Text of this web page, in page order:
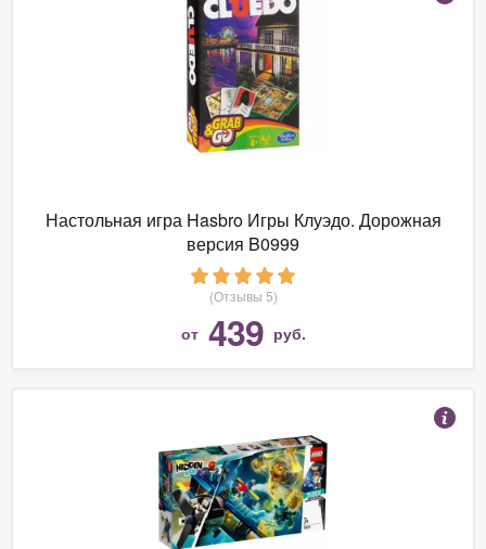
Настольная игра Hasbro Игры Клуэдо. Дорожная
версия B0999
(Отзывы 5)
от 439 руб.